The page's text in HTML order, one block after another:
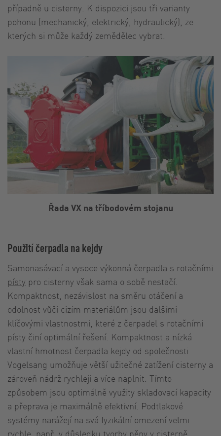
případně u cisterny. K dispozici jsou tři varianty
pohonu (mechanický, elektrický, hydraulický), ze
kterých si může každý zemědělec vybrat.
Řada VX na tříbodovém stojanu
Použití čerpadla na kejdy
Samonasávací a vysoce výkonná čerpadla s rotačními
písty pro cisterny však sama o sobě nestačí.
Kompaktnost, nezávislost na směru otáčení a
odolnost vůči cizím materiálům jsou dalšími
klíčovými vlastnostmi, které z čerpadel s rotačními
písty činí optimální řešení. Kompaktnost a nízká
vlastní hmotnost čerpadla kejdy od společnosti
Vogelsang umožňuje větší užitečné zatížení cisterny a
zároveň nádrž rychleji a více naplnit. Tímto
způsobem jsou optimálně využity skladovací kapacity
a přeprava je maximálně efektivní. Podtlakové
systémy narážejí na svá fyzikální omezení velmi
rychle, např. v důsledku tvorby pěny v cisterně.